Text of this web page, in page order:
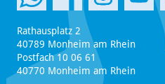
Rathausplatz 2
40789 Monheim am Rhein
Postfach 10 06 61
40770 Monheim am Rhein